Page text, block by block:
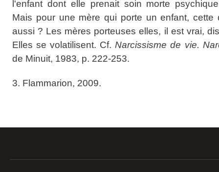
l'enfant dont elle prenait soin morte
Mais pour une mère qui porte un enfant, cette
aussi ? Les mères porteuses elles, il est vrai,
Elles se volatilisent. Cf.Narcissisme de vie.
de Minuit, 1983, p. 222-253.
3. Flammarion, 2009.